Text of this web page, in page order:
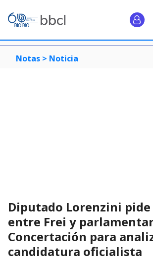
Notas > Noticia
Diputado Lorenzini
entre Frei y
Concertación para
candidatura oficialista